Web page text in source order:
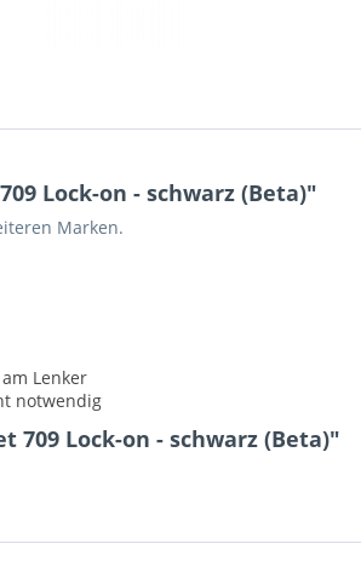
Lock-on - schwarz (Beta)"
Marken.
Lenker
notwendig
Lock-on - schwarz (Beta)"